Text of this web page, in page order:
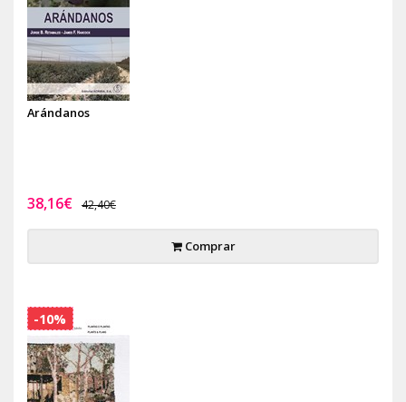
Arándanos
38,16€ 42,40€
Comprar
-10%